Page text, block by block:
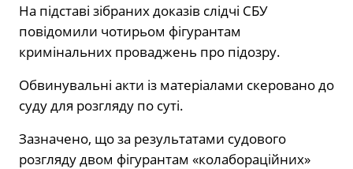
На підставі зібраних доказів слідчі СБУ
повідомили чотирьом фігурантам
кримінальних проваджень про підозру.
Обвинувальні акти із матеріалами скеровано до
суду для розгляду по суті.
Зазначено, що за результатами судового
розгляду двом фігурантам «колабораційних»